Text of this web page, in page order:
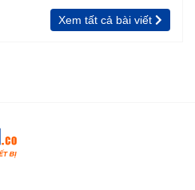
vườn, rào
Xem tất cả bài viết